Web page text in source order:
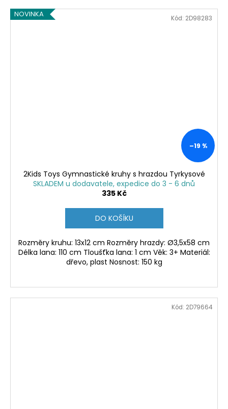
NOVINKA
–19 %
2Kids Toys Gymnastické kruhy s hrazdou Tyrkysové
SKLADEM u dodavatele, expedice do 3 - 6 dnů
335 Kč
DO KOŠÍKU
Rozměry kruhu: 13x12 cm Rozměry hrazdy: Ø3,5x58 cm
Délka lana: 110 cm Tloušťka lana: 1 cm Věk: 3+ Materiál:
dřevo, plast Nosnost: 150 kg
Kód: 2D98283
Kód: 2D79664